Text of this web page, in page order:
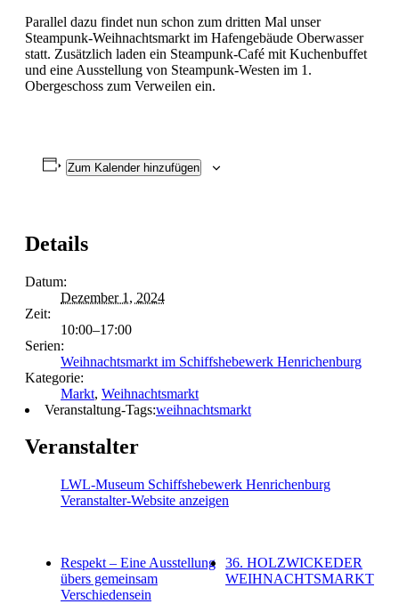
Parallel dazu findet nun schon zum dritten Mal unser
Steampunk-Weihnachtsmarkt im Hafengebäude Oberwasser
statt. Zusätzlich laden ein Steampunk-Café mit Kuchenbuffet
und eine Ausstellung von Steampunk-Westen im 1.
Obergeschoss zum Verweilen ein.
Zum Kalender hinzufügen
Details
Datum:
Dezember 1, 2024
Zeit:
10:00–17:00
Serien:
Weihnachtsmarkt im Schiffshebewerk Henrichenburg
Kategorie:
Markt, Weihnachtsmarkt
Veranstaltung-Tags:weihnachtsmarkt
Veranstalter
LWL-Museum Schiffshebewerk Henrichenburg
Veranstalter-Website anzeigen
Respekt – Eine Ausstellung
übers gemeinsam
Verschiedensein
36. HOLZWICKEDER
WEIHNACHTSMARKT